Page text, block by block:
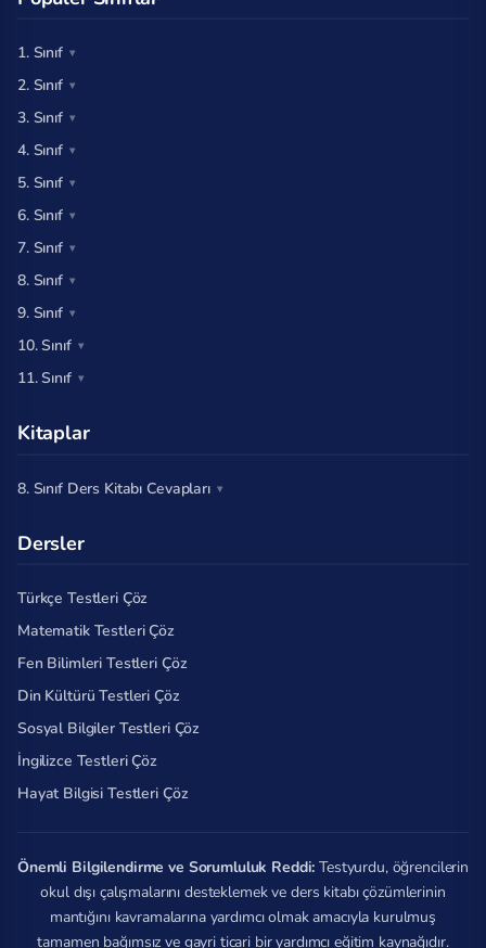
1. Sınıf
2. Sınıf
3. Sınıf
4. Sınıf
5. Sınıf
6. Sınıf
7. Sınıf
8. Sınıf
9. Sınıf
10. Sınıf
11. Sınıf
Kitaplar
8. Sınıf Ders Kitabı Cevapları
Dersler
Türkçe Testleri Çöz
Matematik Testleri Çöz
Fen Bilimleri Testleri Çöz
Din Kültürü Testleri Çöz
Sosyal Bilgiler Testleri Çöz
İngilizce Testleri Çöz
Hayat Bilgisi Testleri Çöz
Önemli Bilgilendirme ve Sorumluluk Reddi: Testyurdu, öğrencilerin
okul dışı çalışmalarını desteklemek ve ders kitabı çözümlerinin
mantığını kavramalarına yardımcı olmak amacıyla kurulmuş
tamamen bağımsız ve gayri ticari bir yardımcı eğitim kaynağıdır.